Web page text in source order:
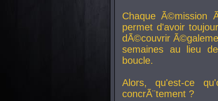
Chaque Ã©mission
permet d'avoir
dÃ©couvrir
semaines au lieu
boucle.
Alors, qu'est-ce
concrÃ¨tement ?